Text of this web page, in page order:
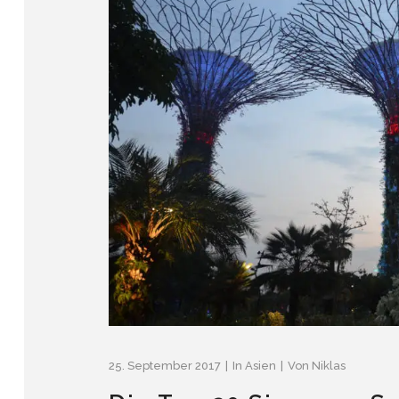
25. September 2017 In Asien Von Niklas